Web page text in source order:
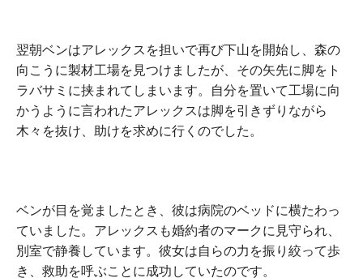
翌朝ベンはアレックスを担いで再び下山を開始し、森の
向こうに製材工場を見つけましたが、その矢先に脚をト
ラバサミに挟まれてしまいます。自分を置いて工場に向
かうように言われたアレックスは脚を引きずりながら
木々を抜け、助けを求めに行くのでした。
ベンが目を覚ましたとき、彼は病院のベッドに横たわっ
ていました。アレックスも婚約者のマークに見守られ、
別室で静養しています。彼女は自らの力を振り絞って歩
き、救助を呼ぶことに成功していたのです。